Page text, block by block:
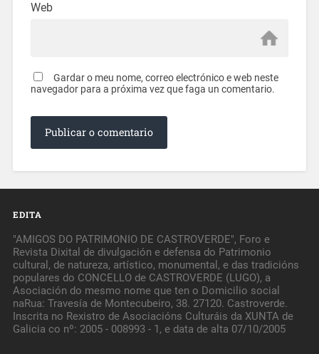
Web
Gardar o meu nome, correo electrónico e web neste
navegador para a próxima vez que faga un comentario.
EDITA
"AMIGOS DO PATRIMONIO DE CASTROVERDE", Foro e
Revista Dixital de divulgación e defensa do Patrimonio
cultural, de natureza, artístico, monumental, e das tradicións
populares do CONCELLO de CASTROVERDE (LUGO), a
Asociación do mesmo nome que ten o Domicilio social
naRua: Travesía de Montecubeiro, 38. 27120. Castroverde.
Inscrita no Rexistro de Asociacións Culturáis da XUNTA de
Galicia co nº: 2005 - 008993 - 1, e data de alta 07/10/2005